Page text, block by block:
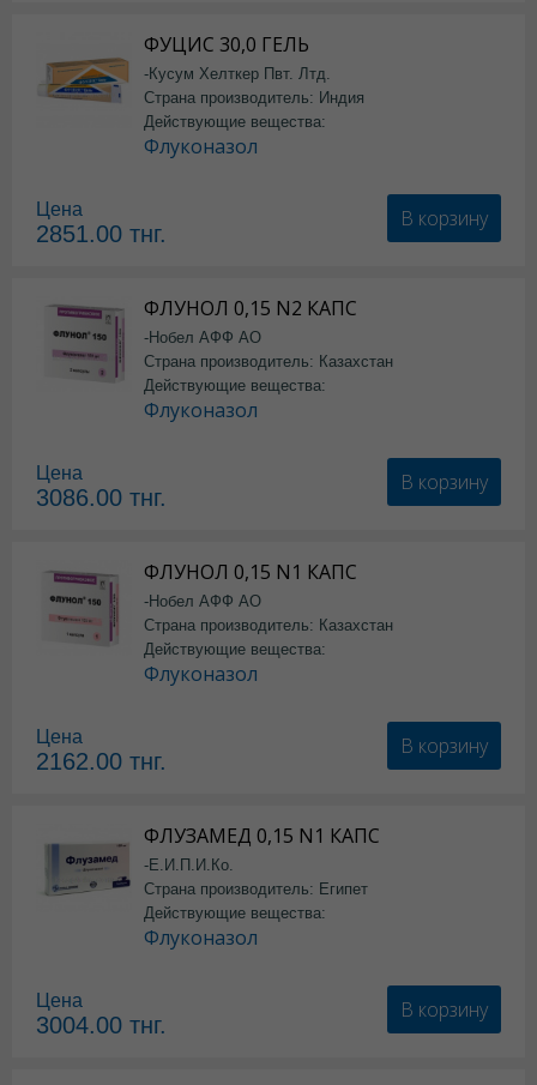
ФУЦИС 30,0 ГЕЛЬ
-Кусум Хелткер Пвт. Лтд.
Страна производитель: Индия
Действующие вещества:
Флуконазол
Цена
2851.00 тнг.
В корзину
ФЛУНОЛ 0,15 N2 КАПС
-Нобел АФФ АО
Страна производитель: Казахстан
Действующие вещества:
Флуконазол
Цена
3086.00 тнг.
В корзину
ФЛУНОЛ 0,15 N1 КАПС
-Нобел АФФ АО
Страна производитель: Казахстан
Действующие вещества:
Флуконазол
Цена
2162.00 тнг.
В корзину
ФЛУЗАМЕД 0,15 N1 КАПС
-Е.И.П.И.Ко.
Страна производитель: Египет
Действующие вещества:
Флуконазол
Цена
3004.00 тнг.
В корзину